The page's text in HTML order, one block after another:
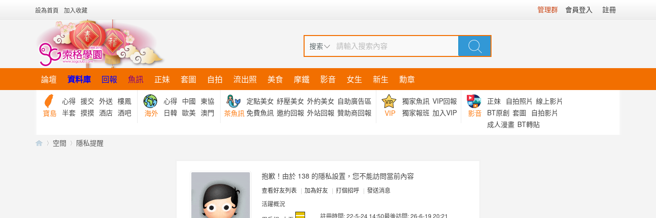
管理群 會員登入 註冊
設為首頁 加入收藏
搜索
論壇 資料庫 回報 魚訊 正妹 套圖 自拍 流出照 美食 摩鐵 影音 女生 新生 勳章
寶島
心得 援交 外送 樓鳳
半套 摸摸 酒店 酒吧 海外
心得 中國 東協
日韓 歐美 澳門 茶魚訊
定點美女 紓壓美女 外約美女 自助廣告區
免費魚訊 邀約回報 外站回報 贊助商回報 VIP
獨家魚訊 VIP回報
獨家報班 加入VIP 影音
正妹 自拍照片 線上影片
BT原創 套圖
自拍影片
成人漫畫 BT轉貼
空間 隱私提醒
抱歉！由於 138 的隱私設置，您不能訪問當前內容
查看好友列表 | 加為好友 | 打個招呼 | 發送消息
活躍概況
註冊時間: 22-5-24 14:50最後訪問: 26-6-19 20:21